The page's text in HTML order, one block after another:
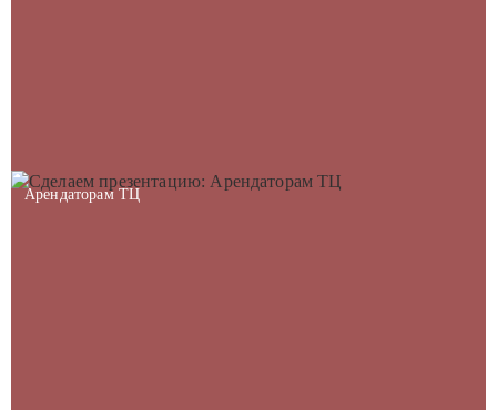
Арендаторам ТЦ